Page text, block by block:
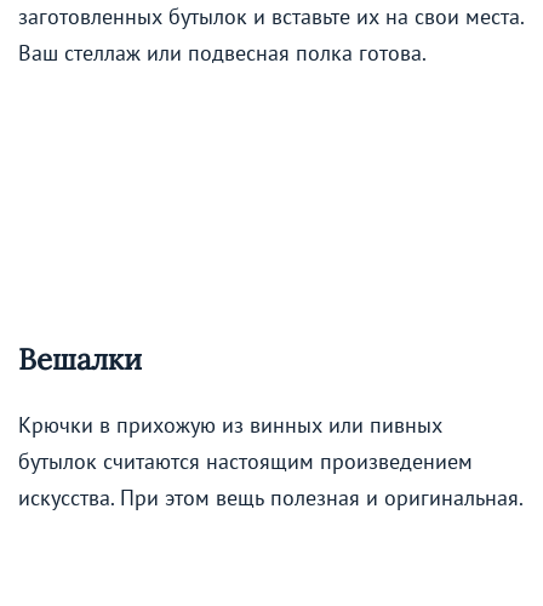
заготовленных бутылок и вставьте их на свои места.
Ваш стеллаж или подвесная полка готова.
Вешалки
Крючки в прихожую из винных или пивных
бутылок считаются настоящим произведением
искусства. При этом вещь полезная и оригинальная.